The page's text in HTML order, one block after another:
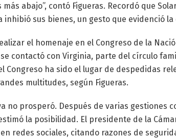
abajo”, contó Figueras. Recordó que
inhibió sus bienes, un gesto que evidenció
el homenaje en el Congreso de la
contactó con Virginia, parte del círculo
Congreso ha sido el lugar de despedidas
multitudes, según Figueras.
no prosperó. Después de varias gestiones
la posibilidad. El presidente de la
redes sociales, citando razones de